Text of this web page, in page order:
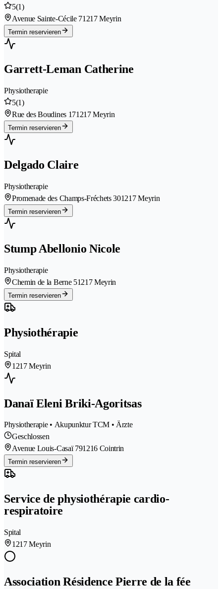
5(1)
Avenue Sainte-Cécile 71217 Meyrin
Termin reservieren
Garrett-Leman Catherine
Physiotherapie
5(1)
Rue des Boudines 171217 Meyrin
Termin reservieren
Delgado Claire
Physiotherapie
Promenade des Champs-Fréchets 301217 Meyrin
Termin reservieren
Stump Abellonio Nicole
Physiotherapie
Chemin de la Berne 51217 Meyrin
Termin reservieren
Physiothérapie
Spital
1217 Meyrin
Danaï Eleni Briki-Agoritsas
Physiotherapie • Akupunktur TCM • Ärzte
Geschlossen
Avenue Louis-Casaï 791216 Cointrin
Termin reservieren
Service de physiothérapie cardio-
respiratoire
Spital
1217 Meyrin
Association Résidence Pierre de la fée